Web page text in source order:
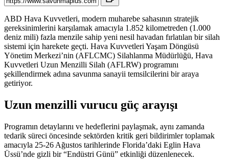
ABD Hava Kuvvetleri, modern muharebe sahasının stratejik
gereksinimlerini karşılamak amacıyla 1.852 kilometreden (1.000
deniz mili) fazla menzile sahip yeni nesil havadan fırlatılan bir silah
sistemi için harekete geçti. Hava Kuvvetleri Yaşam Döngüsü
Yönetim Merkezi’nin (AFLCMC) Silahlanma Müdürlüğü, Hava
Kuvvetleri Uzun Menzilli Silah (AFLRW) programını
şekillendirmek adına savunma sanayii temsilcilerini bir araya
getiriyor.
Uzun menzilli vurucu güç arayışı
Programın detaylarını ve hedeflerini paylaşmak, aynı zamanda
tedarik süreci öncesinde sektörden kritik geri bildirimler toplamak
amacıyla 25-26 Ağustos tarihlerinde Florida’daki Eglin Hava
Üssü’nde gizli bir “Endüstri Günü” etkinliği düzenlenecek.